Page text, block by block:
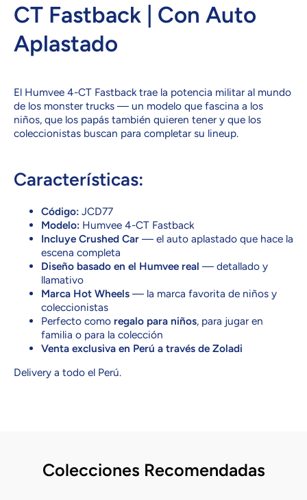
CT Fastback | Con Auto
Aplastado
El Humvee 4-CT Fastback trae la potencia militar al mundo
de los monster trucks — un modelo que fascina a los
niños, que los papás también quieren tener y que los
coleccionistas buscan para completar su lineup.
Características:
Código: JCD77
Modelo: Humvee 4-CT Fastback
Incluye Crushed Car — el auto aplastado que hace la
escena completa
Diseño basado en el Humvee real — detallado y
llamativo
Marca Hot Wheels — la marca favorita de niños y
coleccionistas
Perfecto como regalo para niños, para jugar en
familia o para la colección
Venta exclusiva en Perú a través de Zoladi
Delivery a todo el Perú.
Colecciones Recomendadas